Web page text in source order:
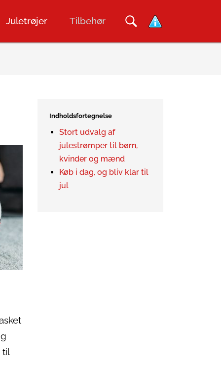
Juletrøjer Tilbehør
til
Indholdsfortegnelse
Stort udvalg af
julestrømper til børn,
kvinder og mænd
Køb i dag, og bliv klar til
jul